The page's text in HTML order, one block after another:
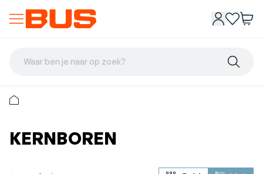
Waar ben je naar op zoek?
KERNBOREN